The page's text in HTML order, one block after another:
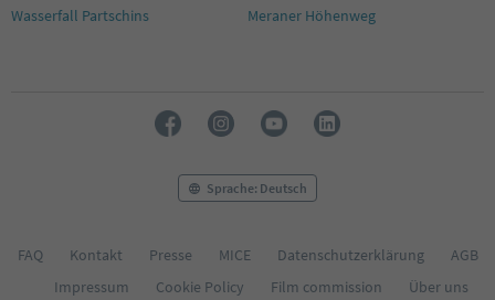
Wasserfall Partschins
Meraner Höhenweg
Sprache: Deutsch
FAQ Kontakt Presse MICE Datenschutzerklärung
AGB
Impressum
Cookie Policy Film commission
Über uns